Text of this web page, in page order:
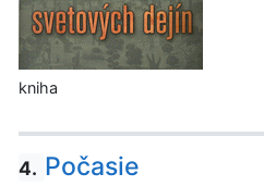
kniha
4. Počasie